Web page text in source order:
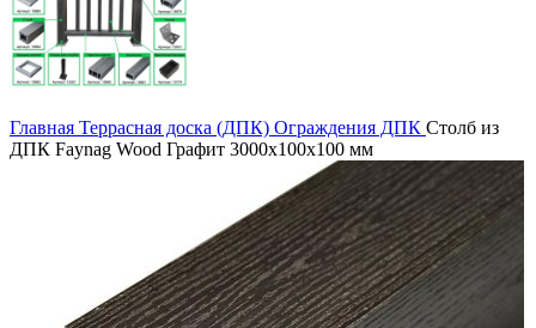
Главная Террасная доска (ДПК) Ограждения ДПК Столб из
ДПК Faynag Wood Графит 3000х100х100 мм